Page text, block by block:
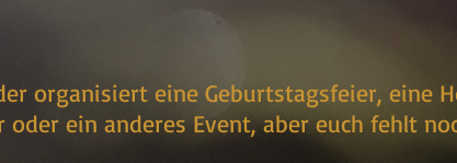
organisiert eine Geburtstagsfeier, eine
oder ein anderes Event, aber euch fehlt